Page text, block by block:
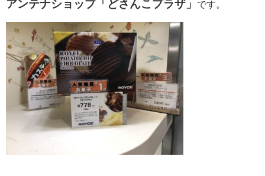
アンテナショップ「どさんこプラザ」
です。